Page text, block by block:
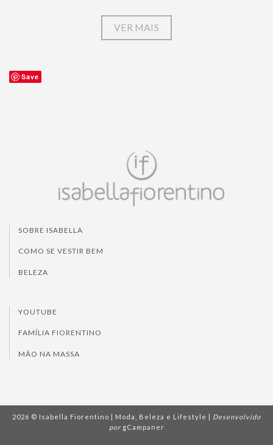
VER MAIS
Save
SOBRE ISABELLA
COMO SE VESTIR BEM
BELEZA
YOUTUBE
FAMÍLIA FIORENTINO
MÃO NA MASSA
2026 © Isabella Fiorentino | Moda, Beleza e Lifestyle | Desenvolvido
por gCampaner